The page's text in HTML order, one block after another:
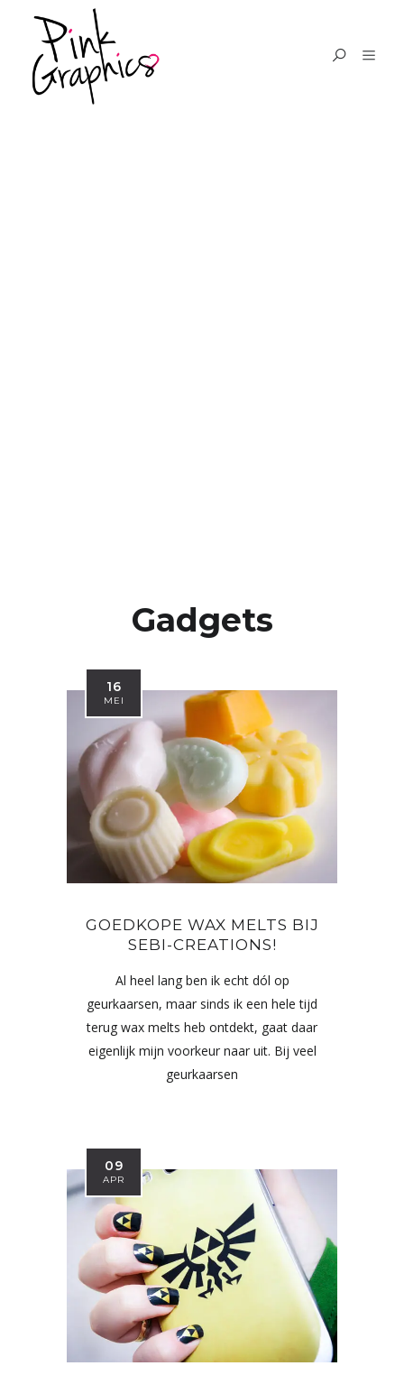
Gadgets
16
MEI
GOEDKOPE WAX MELTS BIJ
SEBI-CREATIONS!
Al heel lang ben ik echt dól op
geurkaarsen, maar sinds ik een hele tijd
terug wax melts heb ontdekt, gaat daar
eigenlijk mijn voorkeur naar uit. Bij veel
geurkaarsen
09
APR